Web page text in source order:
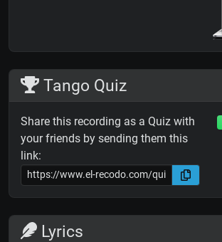
Tango Quiz
Share this recording as a Quiz with
your friends by sending them this
link:
Lyrics